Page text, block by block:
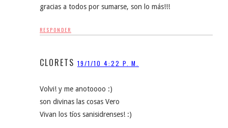
gracias a todos por sumarse, son lo más!!!
RESPONDER
CLORETS 19/1/10 4:22 P. M.
Volvi! y me anotoooo :)
son divinas las cosas Vero
Vivan los tíos sanisidrenses! :)